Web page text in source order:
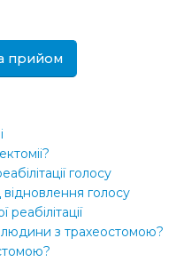
прийом
голосу
голосу
з трахеостомою?